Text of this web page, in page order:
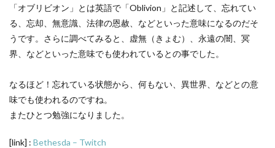
「オブリビオン」とは英語で「Oblivion」と記述して、忘れてい
る、忘却、無意識、法律の恩赦、などといった意味になるのだそ
うです。さらに調べてみると、虚無（きょむ）、永遠の闇、冥
界、などといった意味でも使われているとの事でした。
なるほど！忘れている状態から、何もない、異世界、などとの意
味でも使われるのですね。
またひとつ勉強になりました。
[link] : Bethesda – Twitch